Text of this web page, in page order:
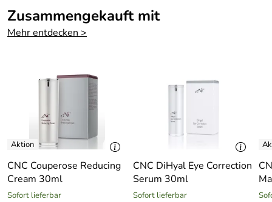
Philippsburg, https://cnc-cosmetic.de
Zusammengekauft mit
Mehr entdecken >
CNC Couperose Reducing
Cream 30ml
Sofort lieferbar
CNC DiHyal Eye Correction
Serum 30ml
Sofort lieferbar